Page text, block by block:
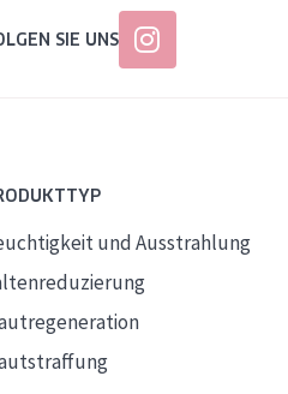
SIE UNS
und Ausstrahlung